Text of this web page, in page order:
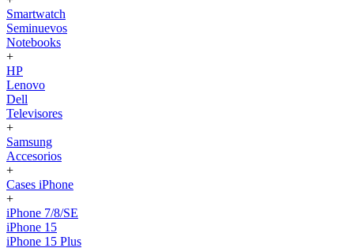
Smartwatch
Seminuevos
Notebooks
+
HP
Lenovo
Dell
Televisores
+
Samsung
Accesorios
+
Cases iPhone
+
iPhone 7/8/SE
iPhone 15
iPhone 15 Plus